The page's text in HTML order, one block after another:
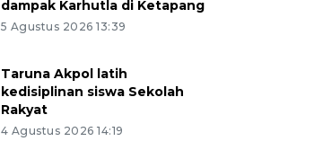
dampak Karhutla di Ketapang
5 Agustus 2026 13:39
Taruna Akpol latih
kedisiplinan siswa Sekolah
Rakyat
4 Agustus 2026 14:19